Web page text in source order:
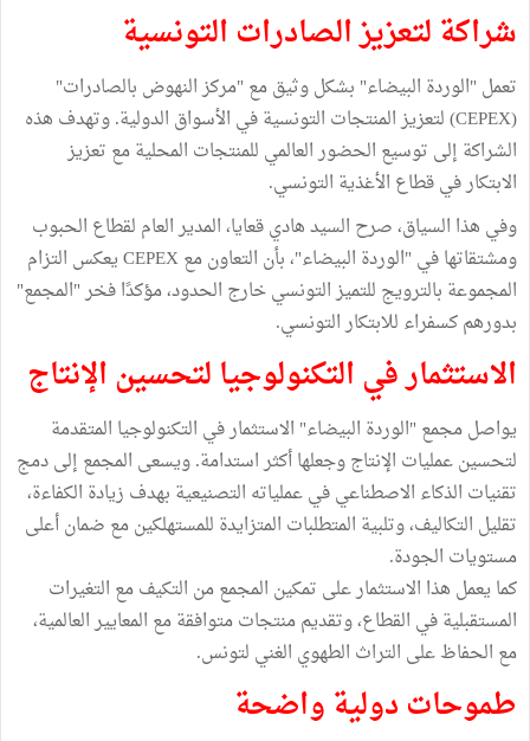
شراكة لتعزيز الصادرات التونسية
تعمل "الوردة البيضاء" بشكل وثيق مع "مركز النهوض بالصادرات"
(CEPEX) لتعزيز المنتجات التونسية في الأسواق الدولية. وتهدف هذه
الشراكة إلى توسيع الحضور العالمي للمنتجات المحلية مع تعزيز
الابتكار في قطاع الأغذية التونسي.
وفي هذا السياق، صرح السيد هادي قعايا، المدير العام لقطاع الحبوب
ومشتقاتها في "الوردة البيضاء"، بأن التعاون مع CEPEX يعكس التزام
المجموعة بالترويج للتميز التونسي خارج الحدود، مؤكدًا فخر "المجمع"
بدورهم كسفراء للابتكار التونسي.
الاستثمار في التكنولوجيا لتحسين الإنتاج
يواصل مجمع "الوردة البيضاء" الاستثمار في التكنولوجيا المتقدمة
لتحسين عمليات الإنتاج وجعلها أكثر استدامة. ويسعى المجمع إلى دمج
تقنيات الذكاء الاصطناعي في عملياته التصنيعية بهدف زيادة الكفاءة،
تقليل التكاليف، وتلبية المتطلبات المتزايدة للمستهلكين مع ضمان أعلى
مستويات الجودة.
كما يعمل هذا الاستثمار على تمكين المجمع من التكيف مع التغيرات
المستقبلية في القطاع، وتقديم منتجات متوافقة مع المعايير العالمية،
مع الحفاظ على التراث الطهوي الغني لتونس.
طموحات دولية واضحة